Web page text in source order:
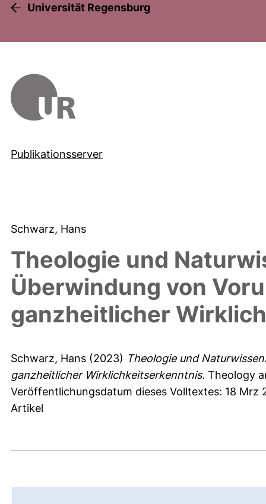
Universität Regensburg
Publikationsserver
Schwarz, Hans
Theologie und
Überwindung von
ganzheitlicher
Schwarz, Hans (2023) Theologie und
ganzheitlicher Wirklichkeitserkenntnis. Theology
Veröffentlichungsdatum dieses Volltextes: 18 Mrz
Artikel